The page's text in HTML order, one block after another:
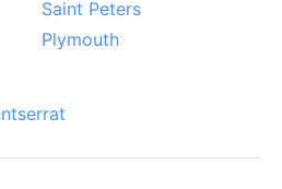
Saint Peters
Plymouth